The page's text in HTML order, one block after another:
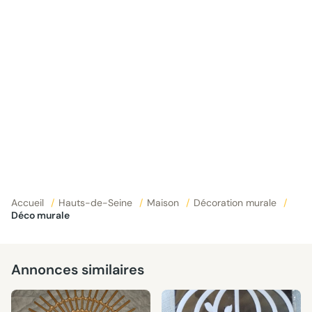
Accueil / Hauts-de-Seine / Maison / Décoration murale
/
Déco murale
Annonces similaires